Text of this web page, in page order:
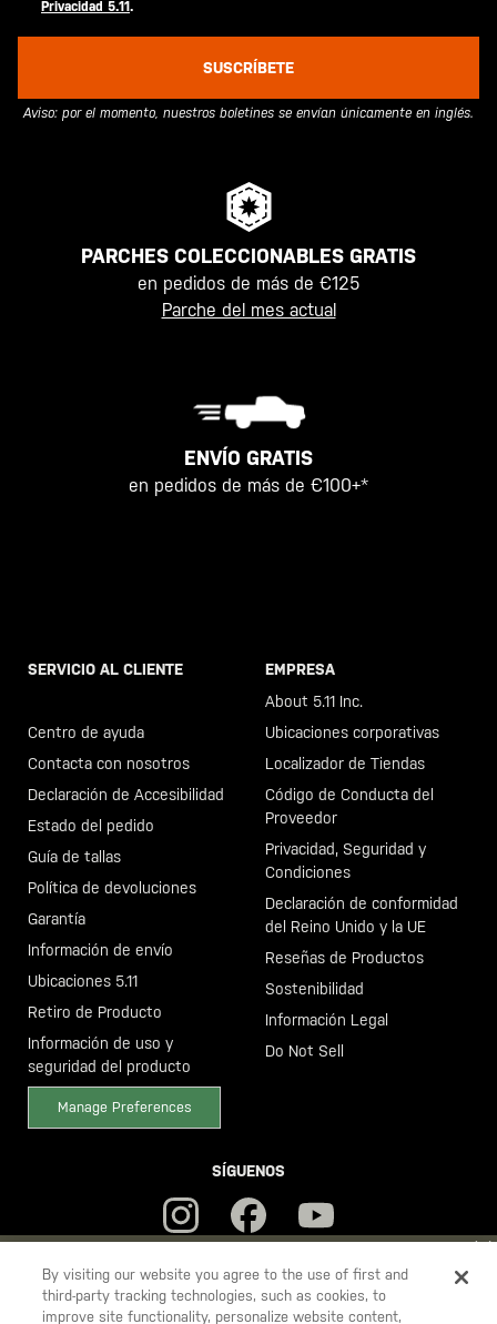
YOU ARE SHOPPING ON OURESPAÑA SITE. WOULD YOU LIKE
TO SHIP TO ANOTHER COUNTRY?
Privacidad 5.11.
SUSCRÍBETE
Aviso: por el momento, nuestros boletines se envían únicamente en inglés.
PARCHES COLECCIONABLES GRATIS
en pedidos de más de €125
Parche del mes actual
ENVÍO GRATIS
en pedidos de más de €100+*
SERVICIO AL CLIENTE
Centro de ayuda
Contacta con nosotros
Declaración de Accesibilidad
Estado del pedido
Guía de tallas
Política de devoluciones
Garantía
Información de envío
Ubicaciones 5.11
Retiro de Producto
Información de uso y
seguridad del producto
Manage Preferences
EMPRESA
About 5.11 Inc.
Ubicaciones corporativas
Localizador de Tiendas
Código de Conducta del
Proveedor
Privacidad, Seguridad y
Condiciones
Declaración de conformidad
del Reino Unido y la UE
Reseñas de Productos
Sostenibilidad
Información Legal
Do Not Sell
SÍGUENOS
By visiting our website you agree to the use of first and
third-party tracking technologies, such as cookies, to
improve site functionality, personalize website content,